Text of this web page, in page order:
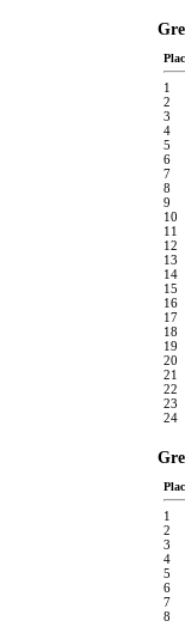
1
2
3
4
5
6
7
8
9
10
11
12
13
14
15
16
17
18
19
20
21
22
23
24
1
2
3
4
5
6
7
8